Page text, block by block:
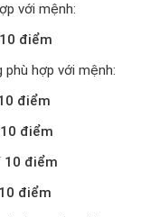
với mệnh:
điểm
phù hợp với mệnh:
điểm
điểm
10 điểm
điểm